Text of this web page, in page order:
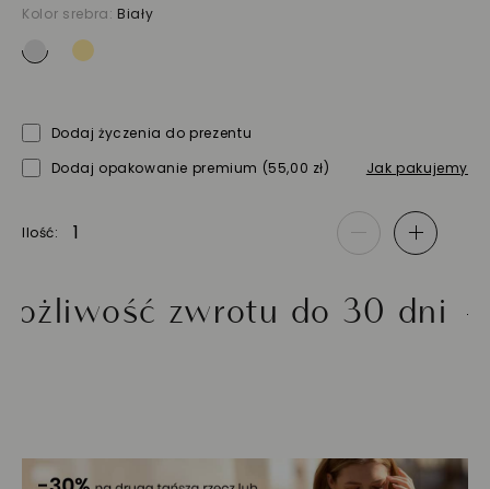
Kolor srebra: Biały
Dodaj życzenia do prezentu
Dodaj opakowanie premium (55,00 zł) Jak pakujemy
Ilość - +
zwrotu do 30 dni